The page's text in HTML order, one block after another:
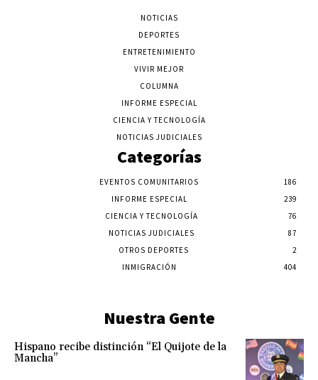
NOTICIAS
DEPORTES
ENTRETENIMIENTO
VIVIR MEJOR
COLUMNA
INFORME ESPECIAL
CIENCIA Y TECNOLOGÍA
NOTICIAS JUDICIALES
Categorías
EVENTOS COMUNITARIOS
186
INFORME ESPECIAL
239
CIENCIA Y TECNOLOGÍA
76
NOTICIAS JUDICIALES
87
OTROS DEPORTES
2
INMIGRACIÓN
404
Nuestra Gente
Hispano recibe distinción “El Quijote de la
Mancha”